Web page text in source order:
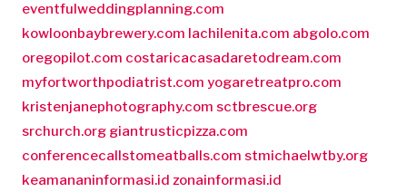
eventfulweddingplanning.com
kowloonbaybrewery.com lachilenita.com abgolo.com
oregopilot.com costaricacasadaretodream.com
myfortworthpodiatrist.com yogaretreatpro.com
kristenjanephotography.com sctbrescue.org
srchurch.org giantrusticpizza.com
conferencecallstomeatballs.com stmichaelwtby.org
keamananinformasi.id zonainformasi.id